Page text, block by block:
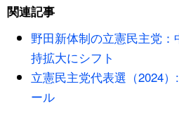
関連記事
野田新体制の立憲民主党
持拡大にシフト
立憲民主党代表選（2024
ール